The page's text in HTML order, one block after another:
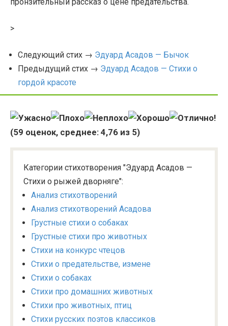
>
Следующий стих → Эдуард Асадов — Бычок
Предыдущий стих → Эдуард Асадов — Стихи о
гордой красоте
(59 оценок, среднее: 4,76 из 5)
Категории стихотворения "Эдуард Асадов —
Стихи о рыжей дворняге":
Анализ стихотворений
Анализ стихотворений Асадова
Грустные стихи о собаках
Грустные стихи про животных
Стихи на конкурс чтецов
Стихи о предательстве, измене
Стихи о собаках
Стихи про домашних животных
Стихи про животных, птиц
Стихи русских поэтов классиков